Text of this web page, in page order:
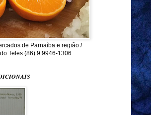
de Parnaíba e região /
Teles (86) 9 9946-1306